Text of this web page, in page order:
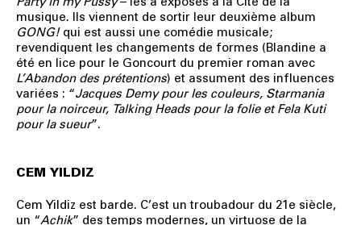
musique. Ils viennent de sortir leur deuxième album
GONG!qui est aussi une comédie musicale;
revendiquent les changements de formes (Blandine a
été en lice pour le Goncourt du premier roman avec
L’Abandon des prétentions) et assument des influences
variées : “Jacques Demy pour les couleurs, Starmania
pour la noirceur, Talking Heads pour la folie et Fela Kuti
pour la sueur”.
CEM YILDIZ
Cem Yildiz est barde. C’est un troubadour du 21e siècle,
un “Achik” des temps modernes, un virtuose de la